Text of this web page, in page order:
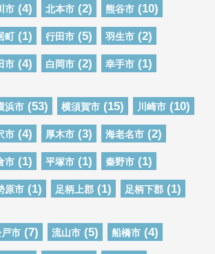
市 (4) 北本市 (2) 熊谷市 (10)
町 (1) 行田市 (5) 羽生市 (2)
市 (4) 白岡市 (2) 幸手市 (1)
浜市 (53) 横須賀市 (15) 川崎市 (10)
市 (4) 厚木市 (3) 海老名市 (2)
市 (1) 平塚市 (1) 秦野市 (1)
原市 (1) 足柄上郡 (1) 足柄下郡 (1)
市 (7) 流山市 (5) 船橋市 (4)